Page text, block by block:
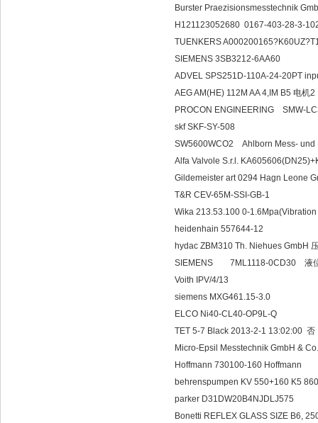
Burster Praezisionsmesstechnik
H121123052680 0167-403-28-3-
TUENKERS
SIEMENS 3SB3212-6AA60
ADVEL SPS251D-110A-24-20PT
AEG AM(HE) 112M AA 4,IM B5 电机2
PROCON ENGINEERING SMW-
skf SKF-SY-508
SW5600WCO2 Ahlborn Mess- und
Alfa Valvole S.r.l.
Gildemeister art 0294 Hagn Leone
T&R CEV-65M-SSI-GB-1
Wika 213.53.100 0-
heidenhain 557644-12
hydac ZBM310 Th. Niehues GmbH
SIEMENS 7ML1118-0CD30 液
Voith IPV/4/13
siemens MXG461.15-3.0
ELCO Ni40-CL40-OP9L-Q
TET 5-7 Black 2013-2-1 13:02:00
Micro-Epsil Messtechnik GmbH &
Hoffmann 730100-160 Hoffmann
behrenspumpen KV 550+160 K5
parker D31DW20B4NJDLJ575
Bonetti REFLEX GLASS SIZE B6,